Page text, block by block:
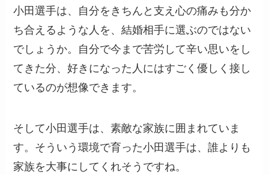
小田選手は、自分をきちんと支え心の痛みも分か
ち合えるような人を、結婚相手に選ぶのではない
でしょうか。自分で今まで苦労して辛い思いをし
てきた分、好きになった人にはすごく優しく接し
ているのが想像できます。
そして小田選手は、素敵な家族に囲まれていま
す。そういう環境で育った小田選手は、誰よりも
家族を大事にしてくれそうですね。